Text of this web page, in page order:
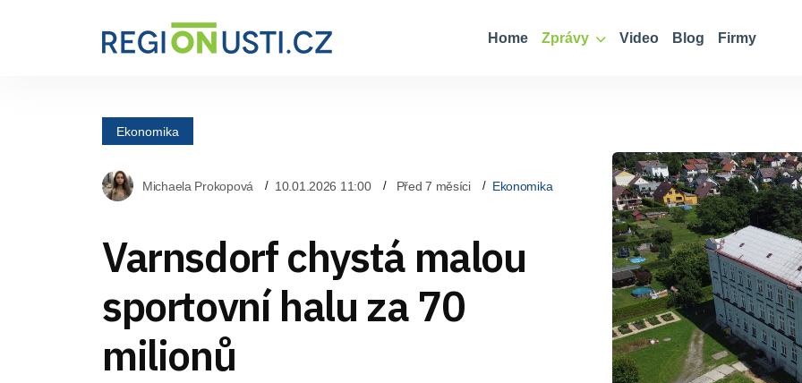
Home Zprávy Video Blog Firmy
Ekonomika
Michaela Prokopová 10.01.2026 11:00 Před 7 měsíci Ekonomika
Varnsdorf chystá malou
sportovní halu za 70
milionů